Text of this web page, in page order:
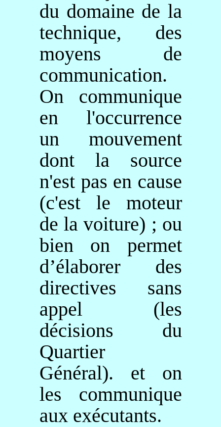
du domaine de la
technique, des
moyens de
communication.
On communique
en l'occurrence
un mouvement
dont la source
n'est pas en cause
(c'est le moteur
de la voiture) ; ou
bien on permet
d’élaborer des
directives sans
appel (les
décisions du
Quartier
Général). et on
les communique
aux exécutants.